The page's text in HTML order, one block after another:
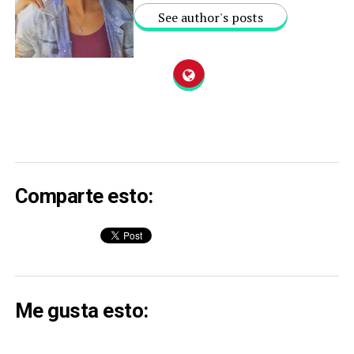
See author's posts
Comparte esto:
Me gusta esto: